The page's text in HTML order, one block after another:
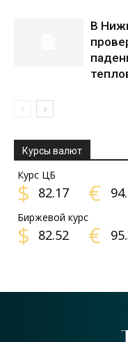
В
Курсы валют
Курс ЦБ
$ 82.17 €
Биржевой курс
$ 82.52 €